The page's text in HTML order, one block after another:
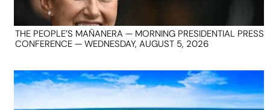
THE PEOPLE’S MAÑANERA — MORNING PRESIDENTIAL PRESS
CONFERENCE — WEDNESDAY, AUGUST 5, 2026